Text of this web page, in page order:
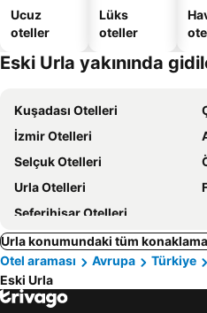
Ucuz
oteller
Lüks
oteller
Eski Urla yakınında
Kuşadası Otelleri
İzmir Otelleri
Selçuk Otelleri
Urla Otelleri
Seferihisar Otelleri
Urla konumundaki tüm
Otel araması
Avrupa Türkiye
Eski Urla